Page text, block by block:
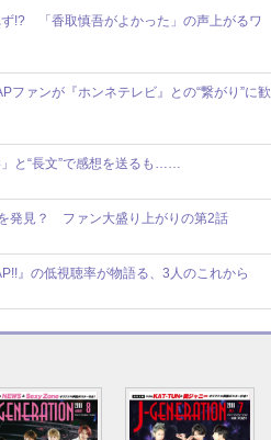
!? 「香取慎吾がよかった」の声上がるワ
ァンが『ホンネテレビ』との“繋がり”に歓
と“長文”で感想を送るも……
発見？ ファン大盛り上がりの第2話
』の低視聴率が物語る、3人のこれから